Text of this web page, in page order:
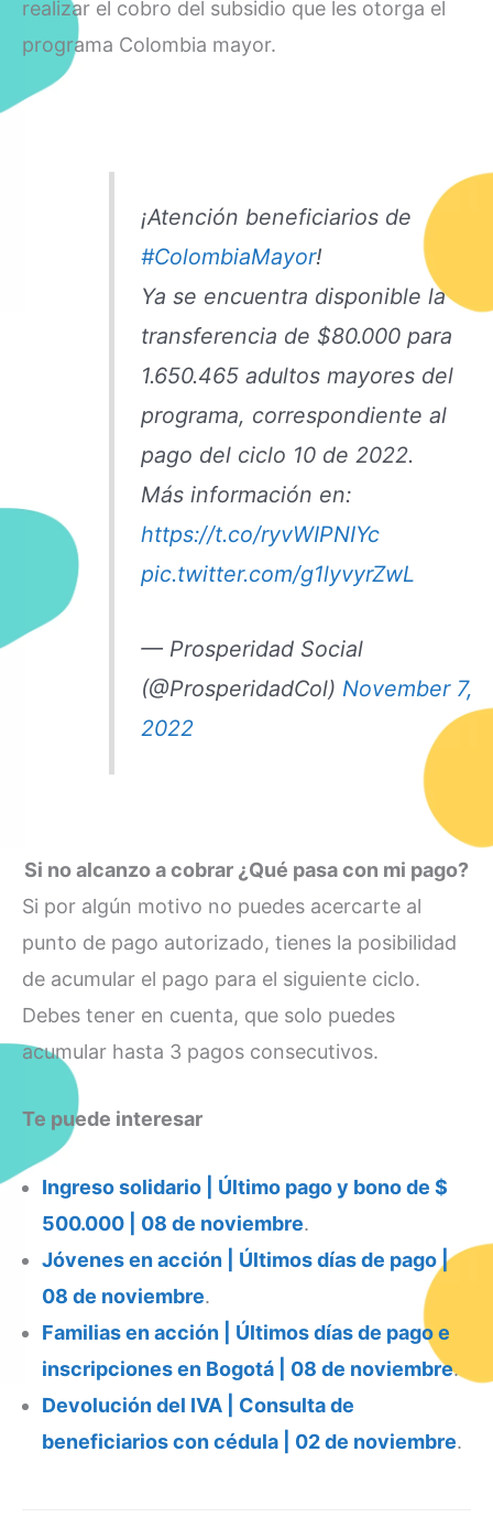
realizar el cobro del subsidio que les otorga el
programa Colombia mayor.
¡Atención beneficiarios de
#ColombiaMayor!
Ya se encuentra disponible la
transferencia de $80.000 para
1.650.465 adultos mayores del
programa, correspondiente al
pago del ciclo 10 de 2022.
Más información en:
https://t.co/ryvWIPNIYc
pic.twitter.com/g1lyvyrZwL
— Prosperidad Social
(@ProsperidadCol) November 7,
2022
Si no alcanzo a cobrar ¿Qué pasa con mi pago?
Si por algún motivo no puedes acercarte al
punto de pago autorizado, tienes la posibilidad
de acumular el pago para el siguiente ciclo.
Debes tener en cuenta, que solo puedes
acumular hasta 3 pagos consecutivos.
Te puede interesar
Ingreso solidario | Último pago y bono de $
500.000 | 08 de noviembre.
Jóvenes en acción | Últimos días de pago |
08 de noviembre.
Familias en acción | Últimos días de pago e
inscripciones en Bogotá | 08 de noviembre.
Devolución del IVA | Consulta de
beneficiarios con cédula | 02 de noviembre.